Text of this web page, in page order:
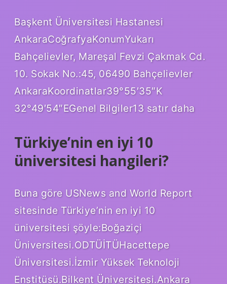
Başkent Üniversitesi Hastanesi
AnkaraCoğrafyaKonumYukarı
Bahçelievler, Mareşal Fevzi Çakmak Cd.
10. Sokak No.:45, 06490 Bahçelievler
AnkaraKoordinatlar39°55′35″K
32°49′54″EGenel Bilgiler13 satır daha
Türkiye’nin en iyi 10
üniversitesi hangileri?
Buna göre USNews and World Report
sitesinde Türkiye’nin en iyi 10
üniversitesi şöyle:Boğaziçi
Üniversitesi.ODTÜİTÜHacettepe
Üniversitesi.İzmir Yüksek Teknoloji
Enstitüsü.Bilkent Üniversitesi.Ankara